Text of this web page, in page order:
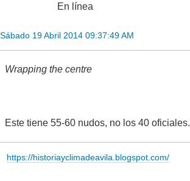
En línea
Sábado 19 Abril 2014 09:37:49 AM
Wrapping the centre
Este tiene 55-60 nudos, no los 40 oficiales.
https://historiayclimadeavila.blogspot.com/